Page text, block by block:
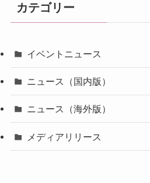
カテゴリー
イベントニュース
ニュース（国内版）
ニュース（海外版）
メディアリリース